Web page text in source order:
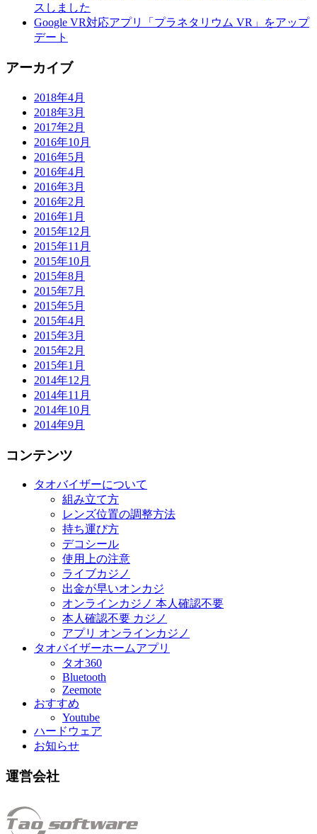
スしました
Google VR対応アプリ「プラネタリウム VR」をアップ
デート
アーカイブ
2018年4月
2018年3月
2017年2月
2016年10月
2016年5月
2016年4月
2016年3月
2016年2月
2016年1月
2015年12月
2015年11月
2015年10月
2015年8月
2015年7月
2015年5月
2015年4月
2015年3月
2015年2月
2015年1月
2014年12月
2014年11月
2014年10月
2014年9月
コンテンツ
タオバイザーについて
組み立て方
レンズ位置の調整方法
持ち運び方
デコシール
使用上の注意
ライブカジノ
出金が早いオンカジ
オンラインカジノ 本人確認不要
本人確認不要 カジノ
アプリ オンラインカジノ
タオバイザーホームアプリ
タオ360
Bluetooth
Zeemote
おすすめ
Youtube
ハードウェア
お知らせ
運営会社